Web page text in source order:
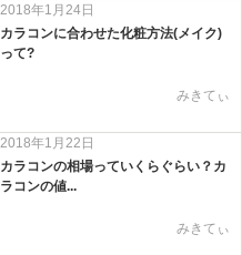
2018年1月24日
カラコンに合わせた化粧方法(メイク)
って?
みきてぃ
2018年1月22日
カラコンの相場っていくらぐらい？カ
ラコンの値...
みきてぃ